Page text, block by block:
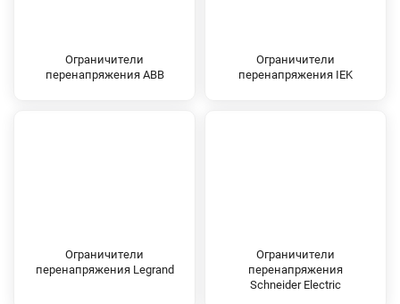
Ограничители
перенапряжения ABB
Ограничители
перенапряжения IEK
Ограничители
перенапряжения Legrand
Ограничители
перенапряжения
Schneider Electric